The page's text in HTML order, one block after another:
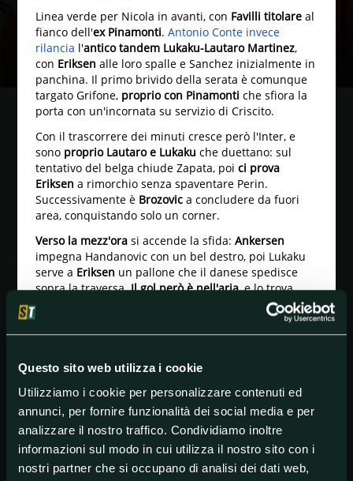
Questo sito web utilizza i cookie
Utilizziamo i cookie per personalizzare contenuti ed
annunci, per fornire funzionalità dei social media e per
analizzare il nostro traffico. Condividiamo inoltre
informazioni sul modo in cui utilizza il nostro sito con i
nostri partner che si occupano di analisi dei dati web,
Linea verde per Nicola in avanti, con Favilli titolareal
fianco dell'ex Pinamonti. Antonio Conte invece
rilancia l'antico tandem Lukaku-Lautaro Martinez,
con Eriksen alle loro spalle e Sanchez inizialmente in
panchina. Il primo brivido della serata è comunque
targato Grifone, proprio con Pinamonti che sfiora la
porta con un'incornata su servizio di Criscito.
Con il trascorrere dei minuti cresce però l'Inter, e
sono proprio Lautaro e Lukaku che duettano: sul
tentativo del belga chiude Zapata, poi ci prova
Eriksen a rimorchio senza spaventare Perin.
Successivamente è Brozovic a concludere da fuori
area, conquistando solo un corner.
Verso la mezz'orasi accende la sfida: Ankersen
impegna Handanovic con un bel destro, poi Lukaku
serve a Eriksen un pallone che il danese spedisce
sopra la traversa.Il gol però è nell'aria, e lo trova
Lukaku al 34'
liberarsi della marcatura di Zapata e
il pallone sul legno e poi in rete
Prima dell'intervallo
Favilli e Jagiello
l'Inter, che però torna negli spogliatoi in vantaggio. E
nella ripresa la sfida resta aperta, con tanto di
chiusura magistrale di Ranocchia che si becca
l'elogio in tempo reale di Conte.